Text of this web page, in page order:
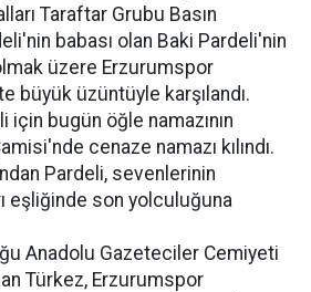
Taraftar Grubu Basın
babası olan Baki Pardeli'nin
üzere Erzurumspor
büyük üzüntüyle karşılandı.
için bugün öğle namazının
cenaze namazı kılındı.
Pardeli, sevenlerinin
eşliğinde son yolculuğuna
Anadolu Gazeteciler Cemiyeti
Türkez, Erzurumspor